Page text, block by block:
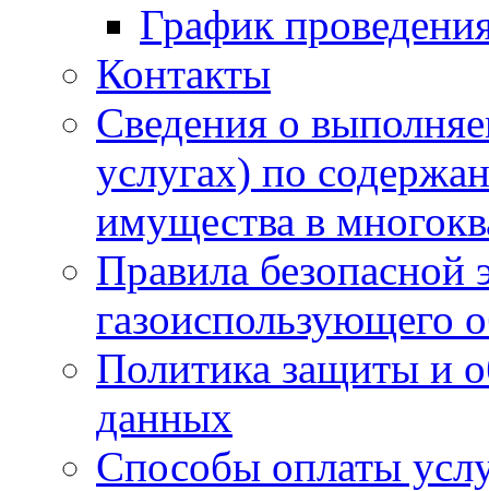
График
Контакты
Сведения о
услугах) по
имущества в
Правила безопасной
газоиспользующего
Политика защиты и
данных
Способы оплаты